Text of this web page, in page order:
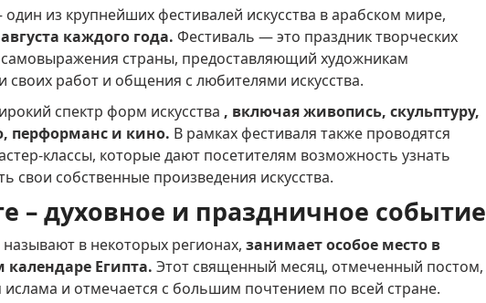
из крупнейших фестивалей искусства в арабском мире,
каждого года. Фестиваль — это праздник творческих
самовыражения страны, предоставляющий художникам
работ и общения с любителями искусства.
спектр форм искусства , включая живопись, скульптуру,
перформанс и кино. В рамках фестиваля также проводятся
классы, которые дают посетителям возможность узнать
свои собственные произведения искусства.
– духовное и праздничное событие
в некоторых регионах, занимает особое место в
Египта. Этот священный месяц, отмеченный постом,
и отмечается с большим почтением по всей стране.